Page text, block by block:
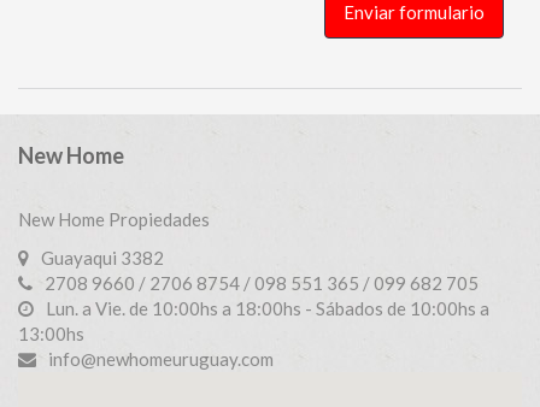
Enviar formulario
New Home
New Home Propiedades
Guayaqui 3382
2708 9660 / 2706 8754 / 098 551 365 / 099 682 705
Lun. a Vie. de 10:00hs a 18:00hs - Sábados de 10:00hs a
13:00hs
info@newhomeuruguay.com